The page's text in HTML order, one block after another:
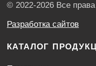
данных